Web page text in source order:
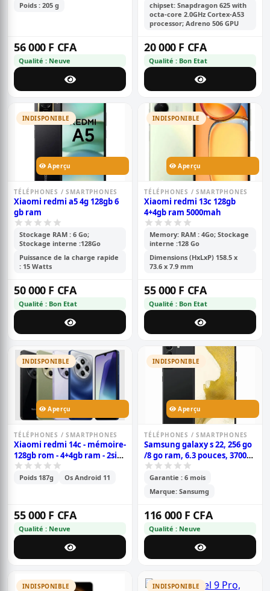
Poids : 205 g
56 000 F CFA
Qualité : Neuve
chipset: Snapdragon 625 with
octa-core 2.0GHz Cortex-A53
processor; Adreno 506 GPU
20 000 F CFA
Qualité : Bon Etat
INDISPONIBLE
Aperçu
TÉLÉPHONES / SMARTPHONES
Xiaomi redmi a5 4g 128gb 6
gb ram
Stockage RAM : 6 Go;
Stockage interne :128Go
Puissance de la charge rapide
: 15 Watts
50 000 F CFA
Qualité : Bon Etat
INDISPONIBLE
Aperçu
TÉLÉPHONES / SMARTPHONES
Xiaomi redmi 13c 128gb
4+4gb ram 5000mah
Memory: RAM : 4Go; Stockage
interne :128 Go
Dimensions (HxLxP) 158.5 x
73.6 x 7.9 mm
55 000 F CFA
Qualité : Bon Etat
INDISPONIBLE
Aperçu
TÉLÉPHONES / SMARTPHONES
Xiaomi redmi 14c - mémoire-
128gb rom - 4+4gb ram - 2sim
- caméra 50+2+2mp -
batterie- 5160mah - 6.88
Poids 187g Os Android 11
55 000 F CFA
Qualité : Neuve
INDISPONIBLE
Aperçu
TÉLÉPHONES / SMARTPHONES
Samsung galaxy s 22, 256 go
/8 go ram, 6.3 pouces, 3700
mah, garantie 6 mois
Garantie : 6 mois
Marque: Sansumg
116 000 F CFA
Qualité : Neuve
INDISPONIBLE INDISPONIBLE